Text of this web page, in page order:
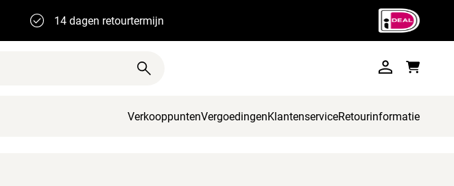
14 dagen retourtermijn
VerkooppuntenVergoedingenKlantenserviceRetourinformatie